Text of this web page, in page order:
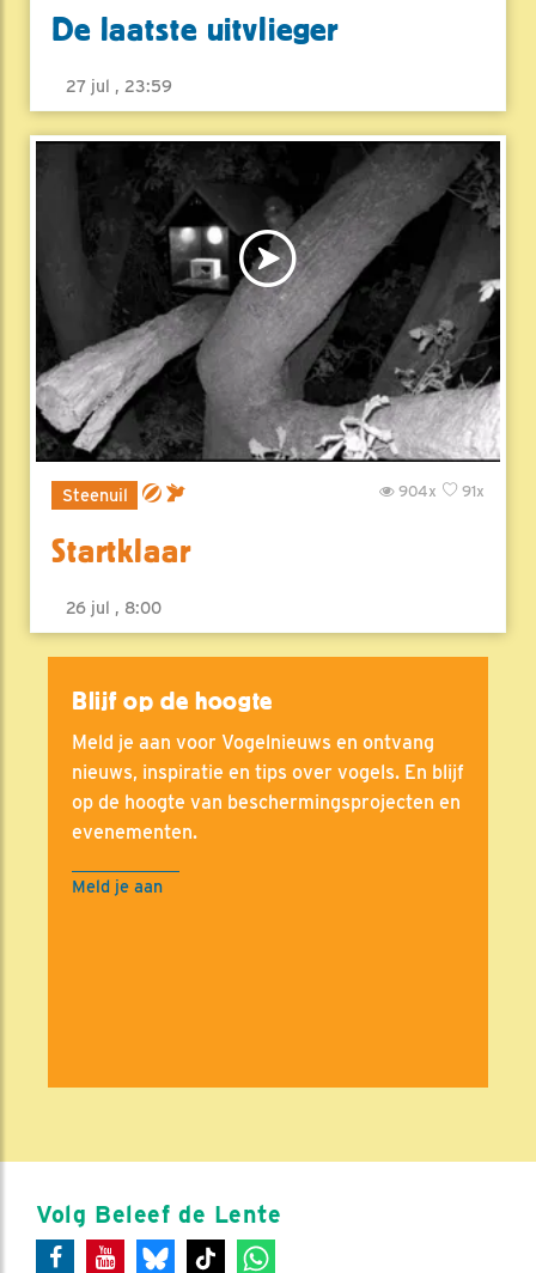
De laatste uitvlieger
27 jul , 23:59
Steenuil 91x
904x
Startklaar
26 jul , 8:00
Blijf op de hoogte
Meld je aan voor Vogelnieuws en ontvang
nieuws, inspiratie en tips over vogels. En blijf
op de hoogte van beschermingsprojecten en
evenementen.
Meld je aan
Volg Beleef de Lente